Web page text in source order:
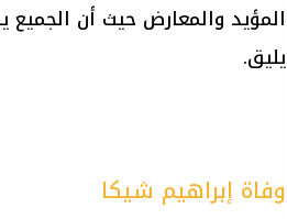
المؤيد والمعارض حيث أن الجميع
يليق.
وفاة إبراهيم شيكا